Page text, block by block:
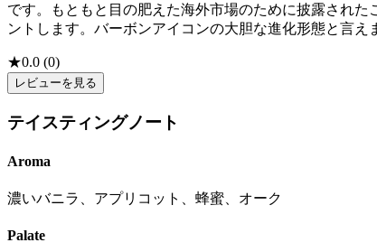
です。もともと目の肥えた海外市場のために披露され
ントします。バーボンアイコンの大胆な進化形態と言え
★0.0 (0)
レビューを見る
テイスティングノート
Aroma
濃いバニラ、アプリコット、蜂蜜、オーク
Palate